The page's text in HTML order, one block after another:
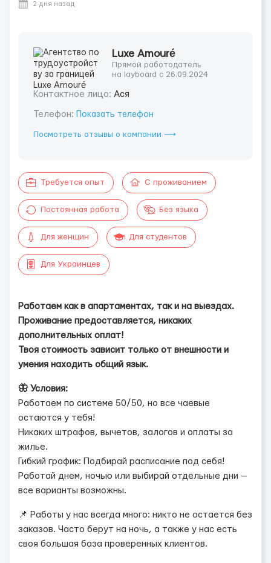
2 дня назад
Luxe Amouré
Прямой работодатель
на layboard с 26.09.2024
Контактное лицо: Ася
Телефон: Показать телефон
Посмотреть отзывы о компании ⟶
Требуется опыт С проживанием
Постоянная работа Без языка
Для женщин Для студентов
Для Украинцев
Работаем как в апартаментах, так и на выездах.
Проживание предоставляется, никаких
дополнительных оплат!
Твоя стоимость зависит только от внешности и
умения находить общий язык.
🦋 Условия:
Работаем по системе 50/50, но все чаевые
остаются у тебя!
Никаких штрафов, вычетов, залогов и оплаты за
жилье.
Гибкий график: Подбирай расписание под себя!
Работай днем, ночью или выбирай отдельные дни —
все варианты возможны.
📌 Работы у нас всегда много: никто не остается без
заказов. Часто берут на ночь, а также у нас есть
своя большая база проверенных клиентов.